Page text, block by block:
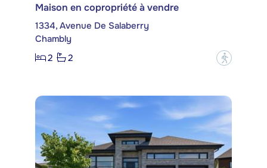
Maison en copropriété à vendre
1334, Avenue De Salaberry
Chambly
2
2 ?